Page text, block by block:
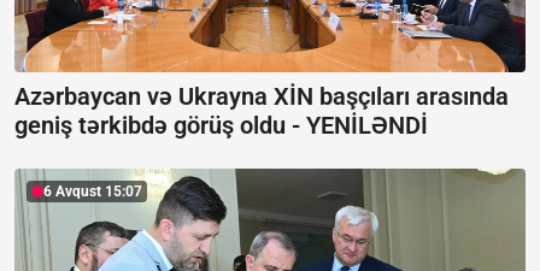
Azərbaycan və Ukrayna XİN başçıları arasında
geniş tərkibdə görüş oldu - YENİLƏNDİ
6 Avqust 15:07